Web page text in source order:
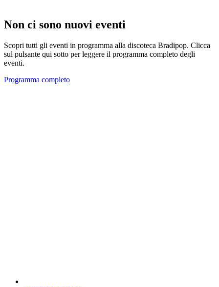
Non ci sono nuovi eventi
Scopri tutti gli eventi in programma alla discoteca Bradipop. Clicca
sul pulsante qui sotto per leggere il programma completo degli
eventi.
Programma completo